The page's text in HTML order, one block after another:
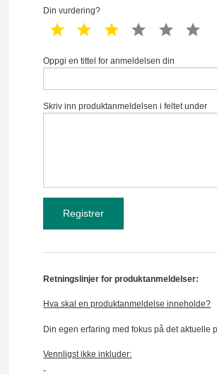
Din vurdering?
1 star 2 star 3 star 4 star 5 star
Oppgi en tittel for anmeldelsen din
Skriv inn produktanmeldelsen i feltet under
Retningslinjer for produktanmeldelser:
Hva skal en produktanmeldelse inneholde?
Din egen erfaring med fokus på det aktuelle
Vennligst ikke inkluder: